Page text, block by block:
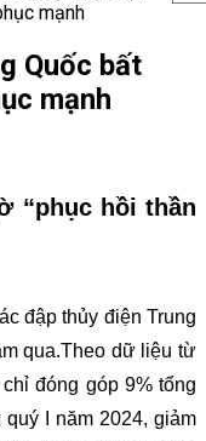
mạnh
Quốc bất
mạnh
“phục hồi thần
đập thủy điện Trung
qua.Theo dữ liệu từ
đóng góp 9% tổng
I năm 2024, giảm